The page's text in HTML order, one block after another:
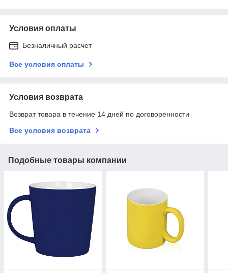
Условия оплаты
Безналичный расчет
Все условия оплаты
Условия возврата
Возврат товара в течение 14 дней по договоренности
Все условия возврата
Подобные товары компании